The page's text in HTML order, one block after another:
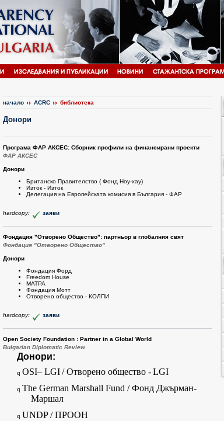
начало ACRC библиотека
Донори
Програма ФАР АКСЕС: Сборник профили на финансирани проекти
ФАР АКСЕС
Донори
Британско Правителство ( Фонд Ноу-хау)
Изток - Изток
Делегация на Европейската комисия в България - ФАР
hardcopy: заяви
Фондация "Отворено Общество": партньор в глобалния свят
Фондация "Отворено Общество"
Донори
Фондация Форд
Freedom House
МАТРА
Фондация Мотт
Отворено общество - КОЛПИ
hardcopy: заяви
Open Society Foundation : Partner in a Global World
Bulgarian Diplomatic Review
Донори:
q OSI– LGI/ Отворено общество -LGI
q The German Marshall Fund / Фонд Джърман-
Маршал
q UNDP / ПРООН